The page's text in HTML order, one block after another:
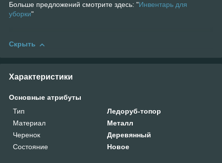
Больше предложений смотрите здесь: "Инвентарь для
уборки"
Скрыть
Характеристики
Основные атрибуты
Тип
Ледоруб-топор
Материал
Металл
Черенок
Деревянный
Состояние
Новое